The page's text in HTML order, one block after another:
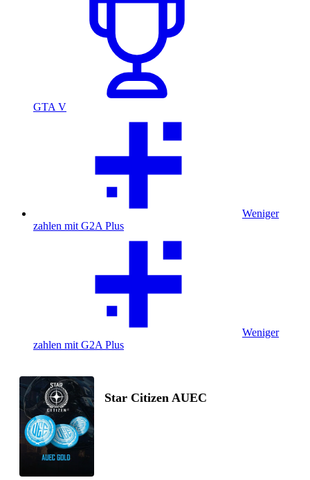
GTA V
Weniger
zahlen mit G2A Plus
Weniger
zahlen mit G2A Plus
Star Citizen AUEC